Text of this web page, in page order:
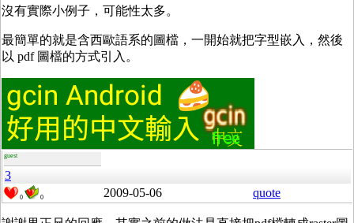
沒有實際小例子，可能性太多。
最簡單的就是含西歐語系的圖檔，一開始就把字型嵌入，然後
以 pdf 圖檔的方式引入。
guest
3
0 0 2009-05-06 quote